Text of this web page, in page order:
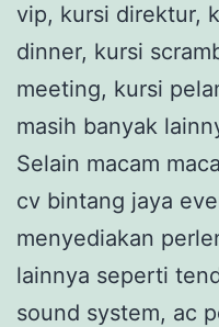
vip, kursi direktur,
dinner, kursi
meeting, kursi
masih banyak
Selain macam
cv bintang jaya
menyediakan
lainnya seperti
sound system, ac